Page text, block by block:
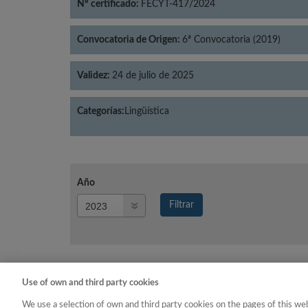
Nº certificado: FECYT-417/2024
Convocatoria de Origen: 6ª Convocatoria (2019)
Validez: 24 de julio de 2025
Categorías: Lingüística
Año
Filtrar
Año
Use of own and third party cookies
We use a selection of own and third party cookies on the pages of this